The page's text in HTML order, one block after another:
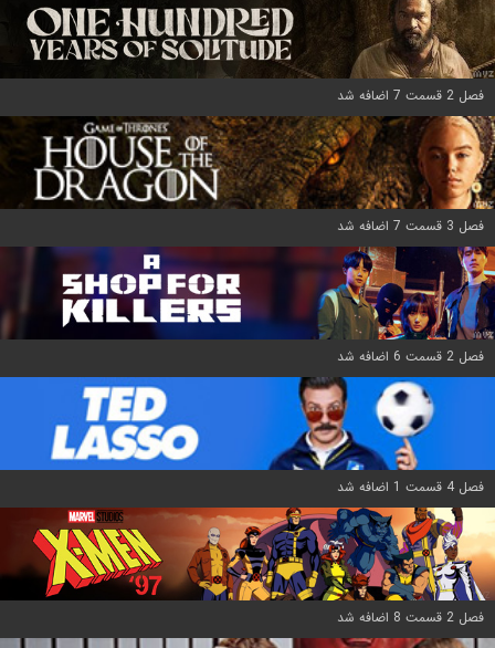
فصل 2 قسمت 7 اضافه شد
فصل 3 قسمت 7 اضافه شد
فصل 2 قسمت 6 اضافه شد
فصل 4 قسمت 1 اضافه شد
فصل 2 قسمت 8 اضافه شد